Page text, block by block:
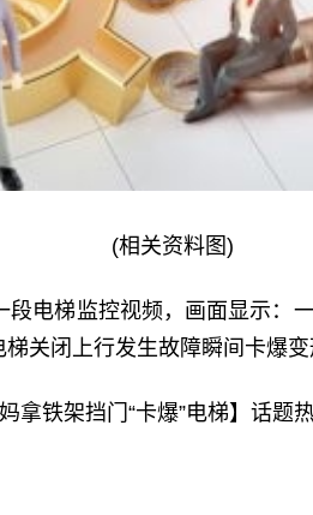
(相关资料图)
段电梯监控视频，画面显示：
关闭上行发生故障瞬间卡爆变
拿铁架挡门“卡爆”电梯】话题